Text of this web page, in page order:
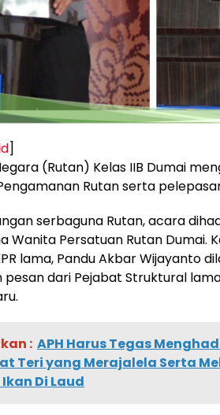
]
(Rutan) Kelas IIB Dumai
Rutan serta
serbaguna Rutan, acara
Wanita Persatuan Rutan Dumai.
lama, Pandu Akbar Wijayanto
pesan dari Pejabat Struktural
: APH Harus Tegas
Teri yang Merajalela Serta
Di Laud